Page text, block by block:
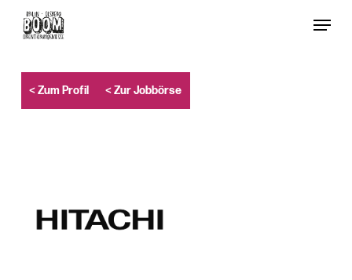
content
Menu
< Zum Profil < Zur Jobbörse